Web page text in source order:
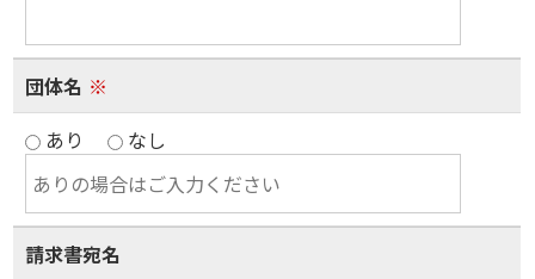
団体名 ※
あり
なし
請求書宛名